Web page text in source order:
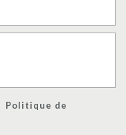
Politique de